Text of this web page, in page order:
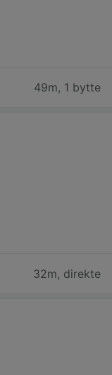
49m, 1 bytte
32m, direkte